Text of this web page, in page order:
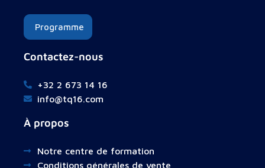
Programme
Contactez-nous
+32 2 673 14 16
info@tq16.com
À propos
Notre centre de formation
Conditions générales de vente